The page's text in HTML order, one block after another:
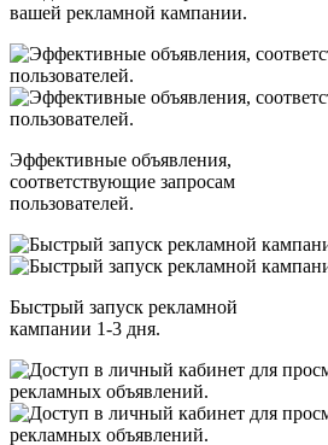
вашей рекламной кампании.
Эффективные объявления,
соответствующие запросам
пользователей.
Быстрый запуск рекламной
кампании 1-3 дня.